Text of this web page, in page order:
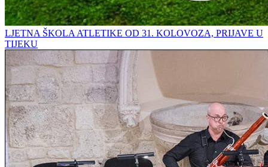
LJETNA ŠKOLA ATLETIKE OD 31. KOLOVOZA, PRIJAVE U
TIJEKU